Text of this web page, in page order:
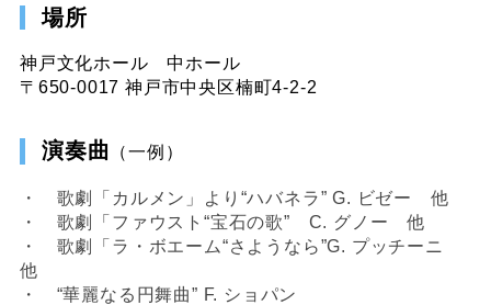
場所
神戸文化ホール 中ホール
〒650-0017 神戸市中央区楠町4-2-2
演奏曲 （一例）
・ 歌劇「カルメン」より“ハバネラ” G. ビゼー 他
・ 歌劇「ファウスト“宝石の歌” C. グノー 他
・ 歌劇「ラ・ボエーム“さようなら”G. プッチーニ
他
・ “華麗なる円舞曲” F. ショパン